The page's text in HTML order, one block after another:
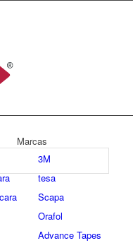
Marcas
3M
tesa
Scapa
Orafol
Advance Tapes